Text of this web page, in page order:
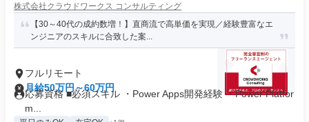
株式会社クラウドワークス コンサルティング
【30～40代の成約数増！】直商流で高単価を実現／経験豊富なエ
ンジニアのスキルに合致した案...
フルリモート
月給50万円～60万円
応募資格 ■必須スキル ・Power Apps開発経験 ・Power Platfor
m...